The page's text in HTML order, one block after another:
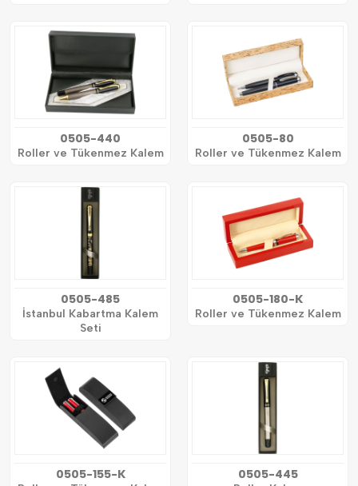
0505-440
Roller ve Tükenmez Kalem
0505-80
Roller ve Tükenmez Kalem
0505-485
İstanbul Kabartma Kalem
Seti
0505-180-K
Roller ve Tükenmez Kalem
0505-155-K
0505-445